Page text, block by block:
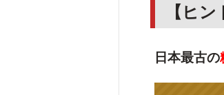
【ヒン
日本最古の